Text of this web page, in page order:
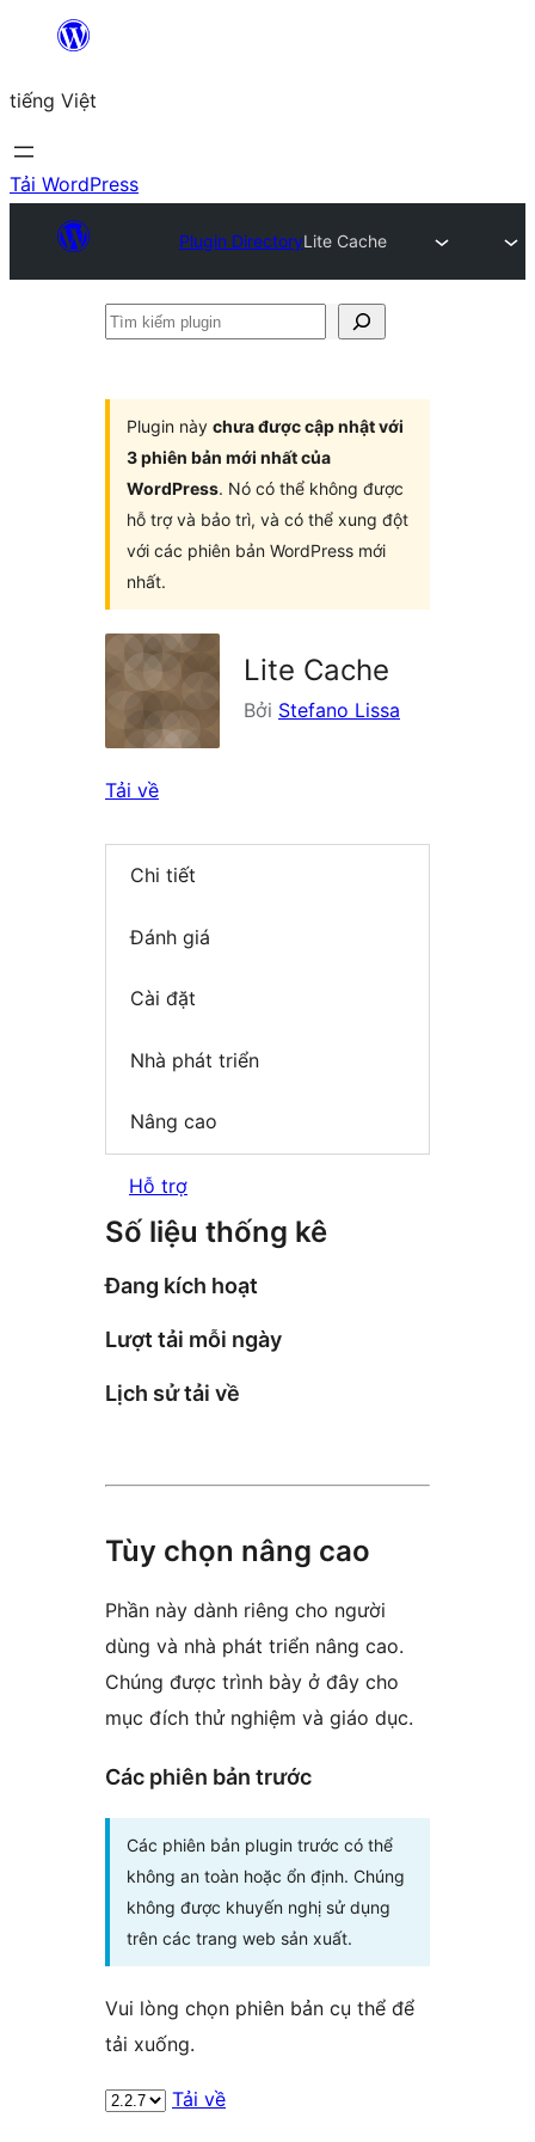
Chuyển
phần
nội
dung
tiếng Việt
Tải WordPress
Plugin DirectoryLite Cache
Tìm
Plugin này chưa được cập nhật với
3 phiên bản mới nhất của
WordPress. Nó có thể không được
hỗ trợ và bảo trì, và có thể xung đột
với các phiên bản WordPress mới
nhất.
Lite Cache
Bởi Stefano Lissa
Tải về
Chi tiết
Đánh giá
Cài đặt
Nhà phát triển
Nâng cao
Hỗ trợ
Số liệu thống kê
Đang kích hoạt
Lượt tải mỗi ngày
Lịch sử tải về
Tùy chọn nâng cao
Phần này dành riêng cho người
dùng và nhà phát triển nâng cao.
Chúng được trình bày ở đây cho
mục đích thử nghiệm và giáo dục.
Các phiên bản trước
Các phiên bản plugin trước có thể
không an toàn hoặc ổn định. Chúng
không được khuyến nghị sử dụng
trên các trang web sản xuất.
Vui lòng chọn phiên bản cụ thể để
tải xuống.
Tải về